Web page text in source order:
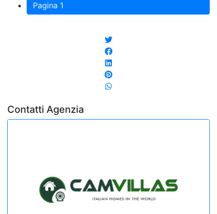
Pagina 1
Contatti Agenzia